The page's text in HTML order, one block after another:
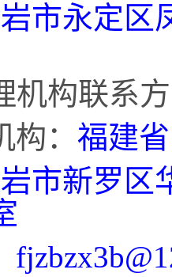
市永定区
机构联系
： 福建
市新罗区